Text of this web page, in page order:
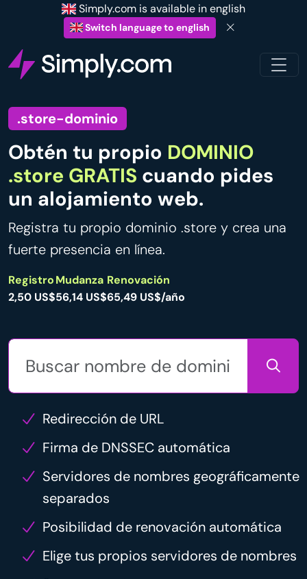
Simply.com is available in english
Switch language to english
.store-dominio
Obtén tu propio DOMINIO
.store GRATIS cuando pides
un alojamiento web.
Registra tu propio dominio .store y crea una
fuerte presencia en línea.
Registro
2,50 US$
Mudanza
56,14 US$
Renovación
65,49 US$/año
Redirección de URL
Firma de DNSSEC automática
Servidores de nombres geográficamente
separados
Posibilidad de renovación automática
Elige tus propios servidores de nombres